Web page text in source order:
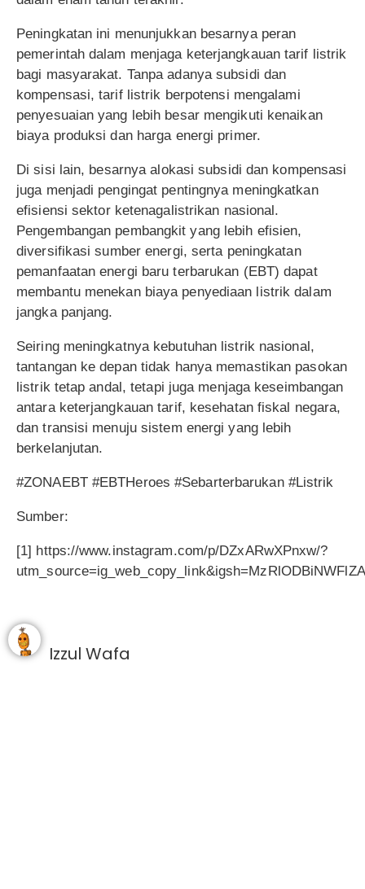
Peningkatan ini menunjukkan besarnya peran
pemerintah dalam menjaga keterjangkauan tarif listrik
bagi masyarakat. Tanpa adanya subsidi dan
kompensasi, tarif listrik berpotensi mengalami
penyesuaian yang lebih besar mengikuti kenaikan
biaya produksi dan harga energi primer.
Di sisi lain, besarnya alokasi subsidi dan kompensasi
juga menjadi pengingat pentingnya meningkatkan
efisiensi sektor ketenagalistrikan nasional.
Pengembangan pembangkit yang lebih efisien,
diversifikasi sumber energi, serta peningkatan
pemanfaatan energi baru terbarukan (EBT) dapat
membantu menekan biaya penyediaan listrik dalam
jangka panjang.
Seiring meningkatnya kebutuhan listrik nasional,
tantangan ke depan tidak hanya memastikan pasokan
listrik tetap andal, tetapi juga menjaga keseimbangan
antara keterjangkauan tarif, kesehatan fiskal negara,
dan transisi menuju sistem energi yang lebih
berkelanjutan.
#ZONAEBT #EBTHeroes #Sebarterbarukan #Listrik
Sumber:
[1] https://www.instagram.com/p/DZxARwXPnxw/?
Izzul Wafa